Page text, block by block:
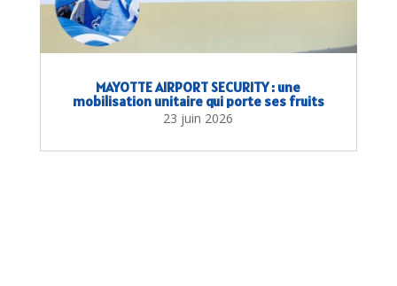
MAYOTTE AIRPORT SECURITY : une
mobilisation unitaire qui porte ses fruits
23 juin 2026